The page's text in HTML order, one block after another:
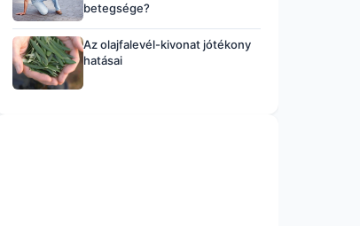
betegsége?
Az olajfalevél-kivonat jótékony
hatásai